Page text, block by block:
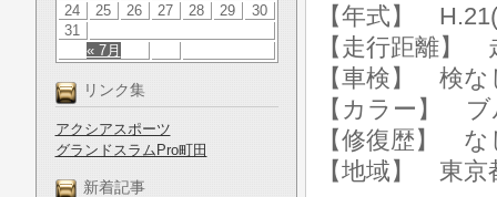
« 7月
24
25 26 27 28 29
30
31
リンク集
アクシアスポーツ
グランドスラムPro町田
新着記事
【年式】
【走行距離】
【車検】 検な
【カラー】 ブ
【修復歴】 な
【地域】 東京